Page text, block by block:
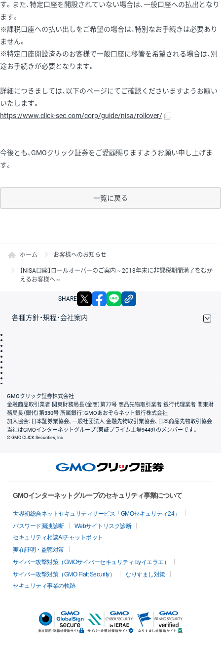
す。また、特定口座を開設されていない場合は、一般口座への払出となり
ます。
※課税口座への払い出しをご希望の場合は、特別なお手続きは必要あり
ません。
※特定口座開設済みのお客様で一般口座に移管を希望される場合は、別
途お手続きが必要となります。
詳細につきましては、以下のページにてご確認くださいますようお願い
いたします。
https://www.click-sec.com/corp/guide/nisa/rollover/
今後とも、GMOクリック証券をご愛顧賜りますようお願い申し上げま
す。
一覧に戻る
ホーム お客様へのお知らせ
【NISA口座】ロールオーバーのご案内～2018年末に非課税期間満了をむか
えるお客様へ～
SHARE X facebook
各種方針・規程・会社案内
会社案内
GMOクリック証券株式会社
金融商品取引業者 関東財務局長（金商）第77号 商品先物取引業者 銀行代理業者 関東財
務局長（銀代）第330号 所属銀行：GMOあおぞらネット銀行株式会社
加入協会：日本証券業協会、一般社団法人 金融先物取引業協会、日本商品先物取引協会
当社はGMOインターネットグループ（東証プライム上場9449）のメンバーです。
© GMO CLICK Securities, Inc.
GMOインターネットグループのセキュリティ事業について
世界初総合ネットセキュリティサービス「GMOセキュリティ24」
パスワード漏洩診断
Webサイトリスク診断
セキュリティ相談AIチャットボット
実在証明・盗聴対策
サイバー攻撃対策（GMOサイバーセキュリティ byイエラエ）
サイバー攻撃対策（GMO Flatt Security）
なりすまし対策
セキュリティ事業の軌跡